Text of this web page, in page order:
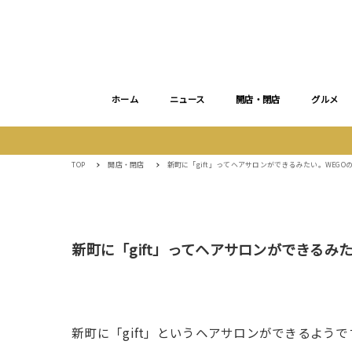
ホーム ニュース 開店・閉店 グルメ
TOP 開店・閉店 新町に「gift」ってヘアサロンができるみたい。WEGO
新町に「gift」ってヘアサロンができるみ
新町に「gift」というヘアサロンができるようで